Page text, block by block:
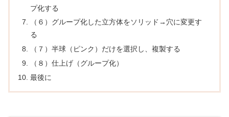
プ化する
（６）グループ化した立方体をソリッド→穴に変更す
る
（７）半球（ピンク）だけを選択し、複製する
（８）仕上げ（グループ化）
最後に